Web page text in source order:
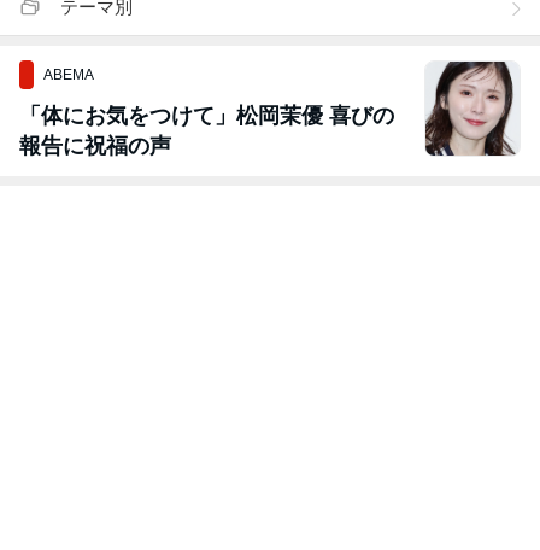
テーマ別
ABEMA
「体にお気をつけて」松岡茉優 喜びの
報告に祝福の声